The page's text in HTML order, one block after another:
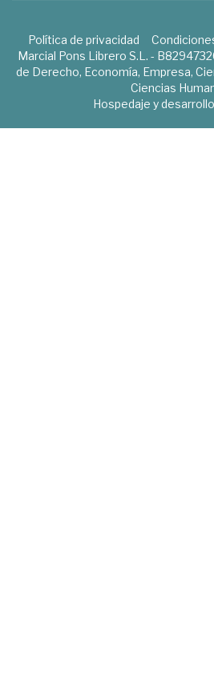
Política de privacidad
Marcial Pons Librero S.L. -
de Derecho, Economía, Empresa,
Ciencias
Hospedaje y desarrollo